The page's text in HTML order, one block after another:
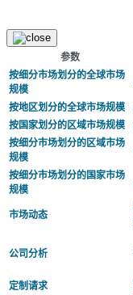
参数
按细分市场划分的全球市场
规模
按地区划分的全球市场规模
按国家划分的区域市场规模
按细分市场划分的区域市场
规模
按细分市场划分的国家市场
规模
市场动态
公司分析
定制请求